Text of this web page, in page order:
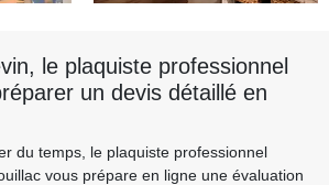
le plaquiste professionnel
un devis détaillé en
du temps, le plaquiste professionnel
vous prépare en ligne une évaluation